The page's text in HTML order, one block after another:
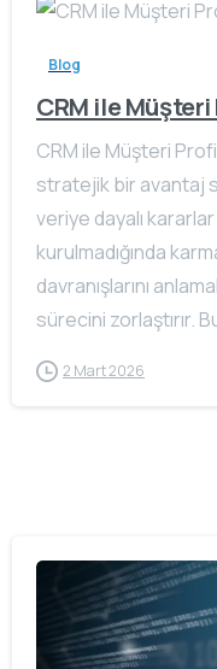
Blog
CRM ile
CRM ile Müşteri
stratejik bir avantaj
veriye dayalı
kurulmadığında
davranışlarını
sürecini zorlaştırır.
2 Mart 2026